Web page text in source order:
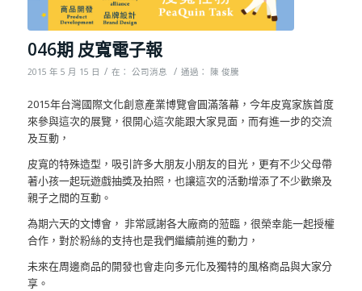
046期 皮寬電子報
2015 年 5 月 15 日 / 在： 公司消息 / 通過： 陳 俊騰
2015年台灣國際文化創意產業博覽會圓滿落幕，今年皮寬家族首度
來參與這次的展覽，很開心這次能跟大家見面，而有進一步的交流
及互動，
皮寬的特殊造型，吸引許多大朋友小朋友的目光，更有不少父母帶
著小孩一起玩遊戲抽獎及拍照，也讓這次的活動增添了不少歡樂及
親子之間的互動。
為期六天的文博會， 非常感謝各大廠商的蒞臨，很榮幸能一起授權
合作，對於粉絲的支持也是我們繼續前進的動力，
未來在周邊商品的開發也會走向多元化及獨特的風格商品與大家分
享。